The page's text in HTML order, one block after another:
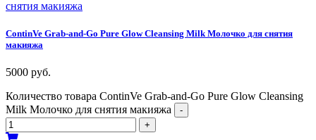
ContinVe Grab-and-Go Pure Glow Cleansing Milk Молочко для снятия
макияжа
5000 руб.
Количество товара ContinVe Grab-and-Go Pure Glow Cleansing
Milk Молочко для снятия макияжа
-
+